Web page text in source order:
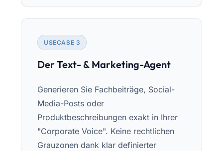
USECASE 3
Der Text- & Marketing-Agent
Generieren Sie Fachbeiträge, Social-
Media-Posts oder
Produktbeschreibungen exakt in Ihrer
"Corporate Voice". Keine rechtlichen
Grauzonen dank klar definierter